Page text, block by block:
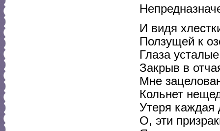
И видя
Ползущей к
Глаза
Закрыв в
Мне
Кольнет
Утеря каждая
О, эти